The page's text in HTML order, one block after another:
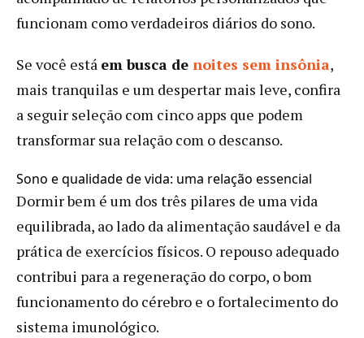
funcionam como verdadeiros diários do sono.
Se você está em busca de noites sem insônia,
mais tranquilas e um despertar mais leve, confira
a seguir seleção com cinco apps que podem
transformar sua relação com o descanso.
Sono e qualidade de vida: uma relação essencial
Dormir bem é um dos três pilares de uma vida
equilibrada, ao lado da alimentação saudável e da
prática de exercícios físicos. O repouso adequado
contribui para a regeneração do corpo, o bom
funcionamento do cérebro e o fortalecimento do
sistema imunológico.